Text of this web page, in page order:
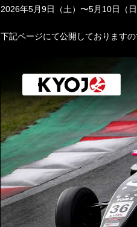
2026年5月9日（土）〜5月10日（
下記ページにて公開しておりますの